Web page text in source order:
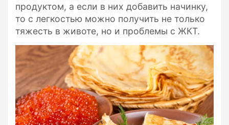
продуктом, а если в них добавить начинку,
то с легкостью можно получить не только
тяжесть в животе, но и проблемы с ЖКТ.